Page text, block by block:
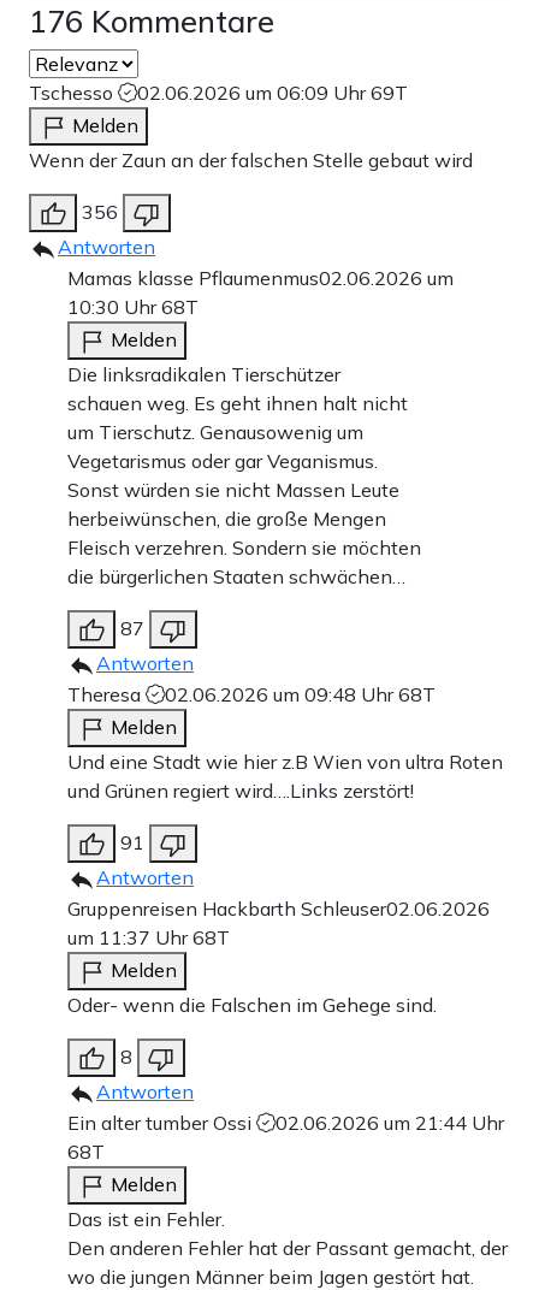
176 Kommentare
Tschesso 02.06.2026 um 06:09 Uhr69T
Melden
Wenn der Zaun an der falschen Stelle gebaut wird
356
Antworten
Mamas klasse Pflaumenmus02.06.2026 um
10:30 Uhr68T
Melden
Die linksradikalen Tierschützer
schauen weg. Es geht ihnen halt nicht
um Tierschutz. Genausowenig um
Vegetarismus oder gar Veganismus.
Sonst würden sie nicht Massen Leute
herbeiwünschen, die große Mengen
Fleisch verzehren. Sondern sie möchten
die bürgerlichen Staaten schwächen…
87
Antworten
Theresa
02.06.2026 um 09:48 Uhr68T
Melden
Und eine Stadt wie hier z.B Wien von ultra Roten
und Grünen regiert wird….Links zerstört!
91
Antworten
Gruppenreisen Hackbarth Schleuser02.06.2026
um 11:37 Uhr68T
Melden
Oder- wenn die Falschen im Gehege sind.
8
Antworten
Ein alter tumber Ossi
02.06.2026 um 21:44 Uhr
68T
Melden
Das ist ein Fehler.
Den anderen Fehler hat der Passant gemacht, der
wo die jungen Männer beim Jagen gestört hat.